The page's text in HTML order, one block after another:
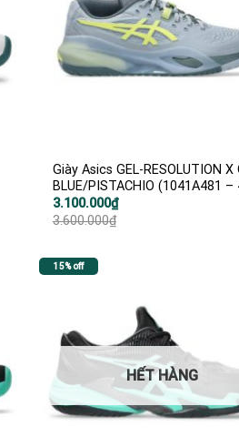
Giày Asics GEL-RESOLUTION X
BLUE/PISTACHIO (1041A481 –
3.600.000₫
Giá
gốc
là:
3.100.000₫
Giá
hiện
tại
15% off
HẾT HÀNG